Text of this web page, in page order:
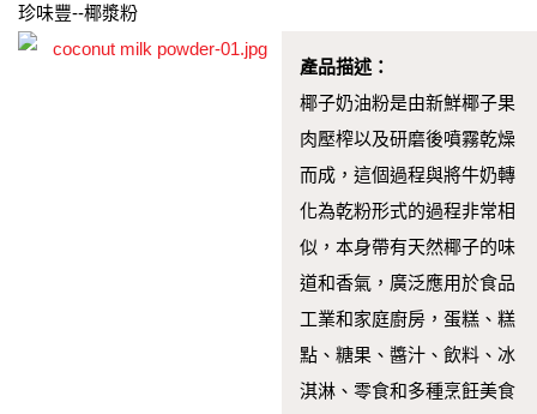
珍味豐--椰漿粉
產品描述：
椰子奶油粉是由新鮮椰子果
肉壓榨以及研磨後噴霧乾燥
而成，這個過程與將牛奶轉
化為乾粉形式的過程非常相
似，本身帶有天然椰子的味
道和香氣，廣泛應用於食品
工業和家庭廚房，蛋糕、糕
點、糖果、醬汁、飲料、冰
淇淋、零食和多種烹飪美食